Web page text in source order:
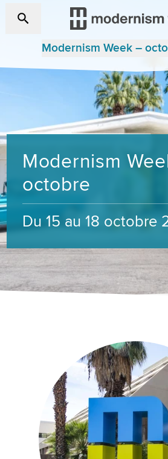
Modernism Week –
Modernism
octobre
Du 15 au 18 octobre